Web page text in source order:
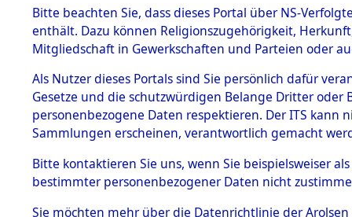
BESTÄNDE
1.
mente
5. Verschiedenes
5.3
Todesmärsche
5.3.1 Alliierte
Erhebungen
zu
Todesmärsch
en
KZ
anderen
1944 bis
Bitte beachten Sie, dass dieses Portal über NS-
enthält. Dazu können Religionszugehörigkeit,
Mitgliedschaft in Gewerkschaften und Parteien oder
Als Nutzer dieses Portals sind Sie persönlich dafür
Gesetze und die schutzwürdigen Belange Dritter
personenbezogene Daten respektieren. Der ITS
Sammlungen erscheinen, verantwortlich gemacht
Bitte kontaktieren Sie uns, wenn Sie beispielsweiser
bestimmter personenbezogener Daten nicht
Sie möchten mehr über die Datenrichtlinie der Arolsen